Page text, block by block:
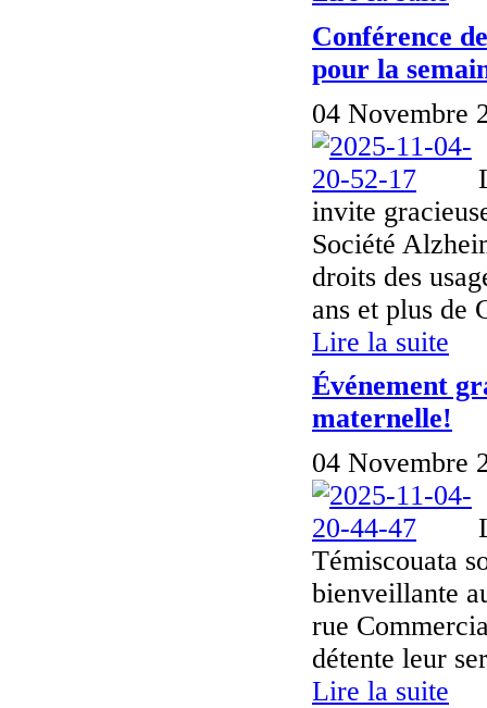
Conférence
pour la
04 Novembre
invite
Société
droits des
ans et plus de
Lire la suite
Événement
maternelle!
04 Novembre
Témiscouata
bienveillante
rue
détente leur
Lire la suite